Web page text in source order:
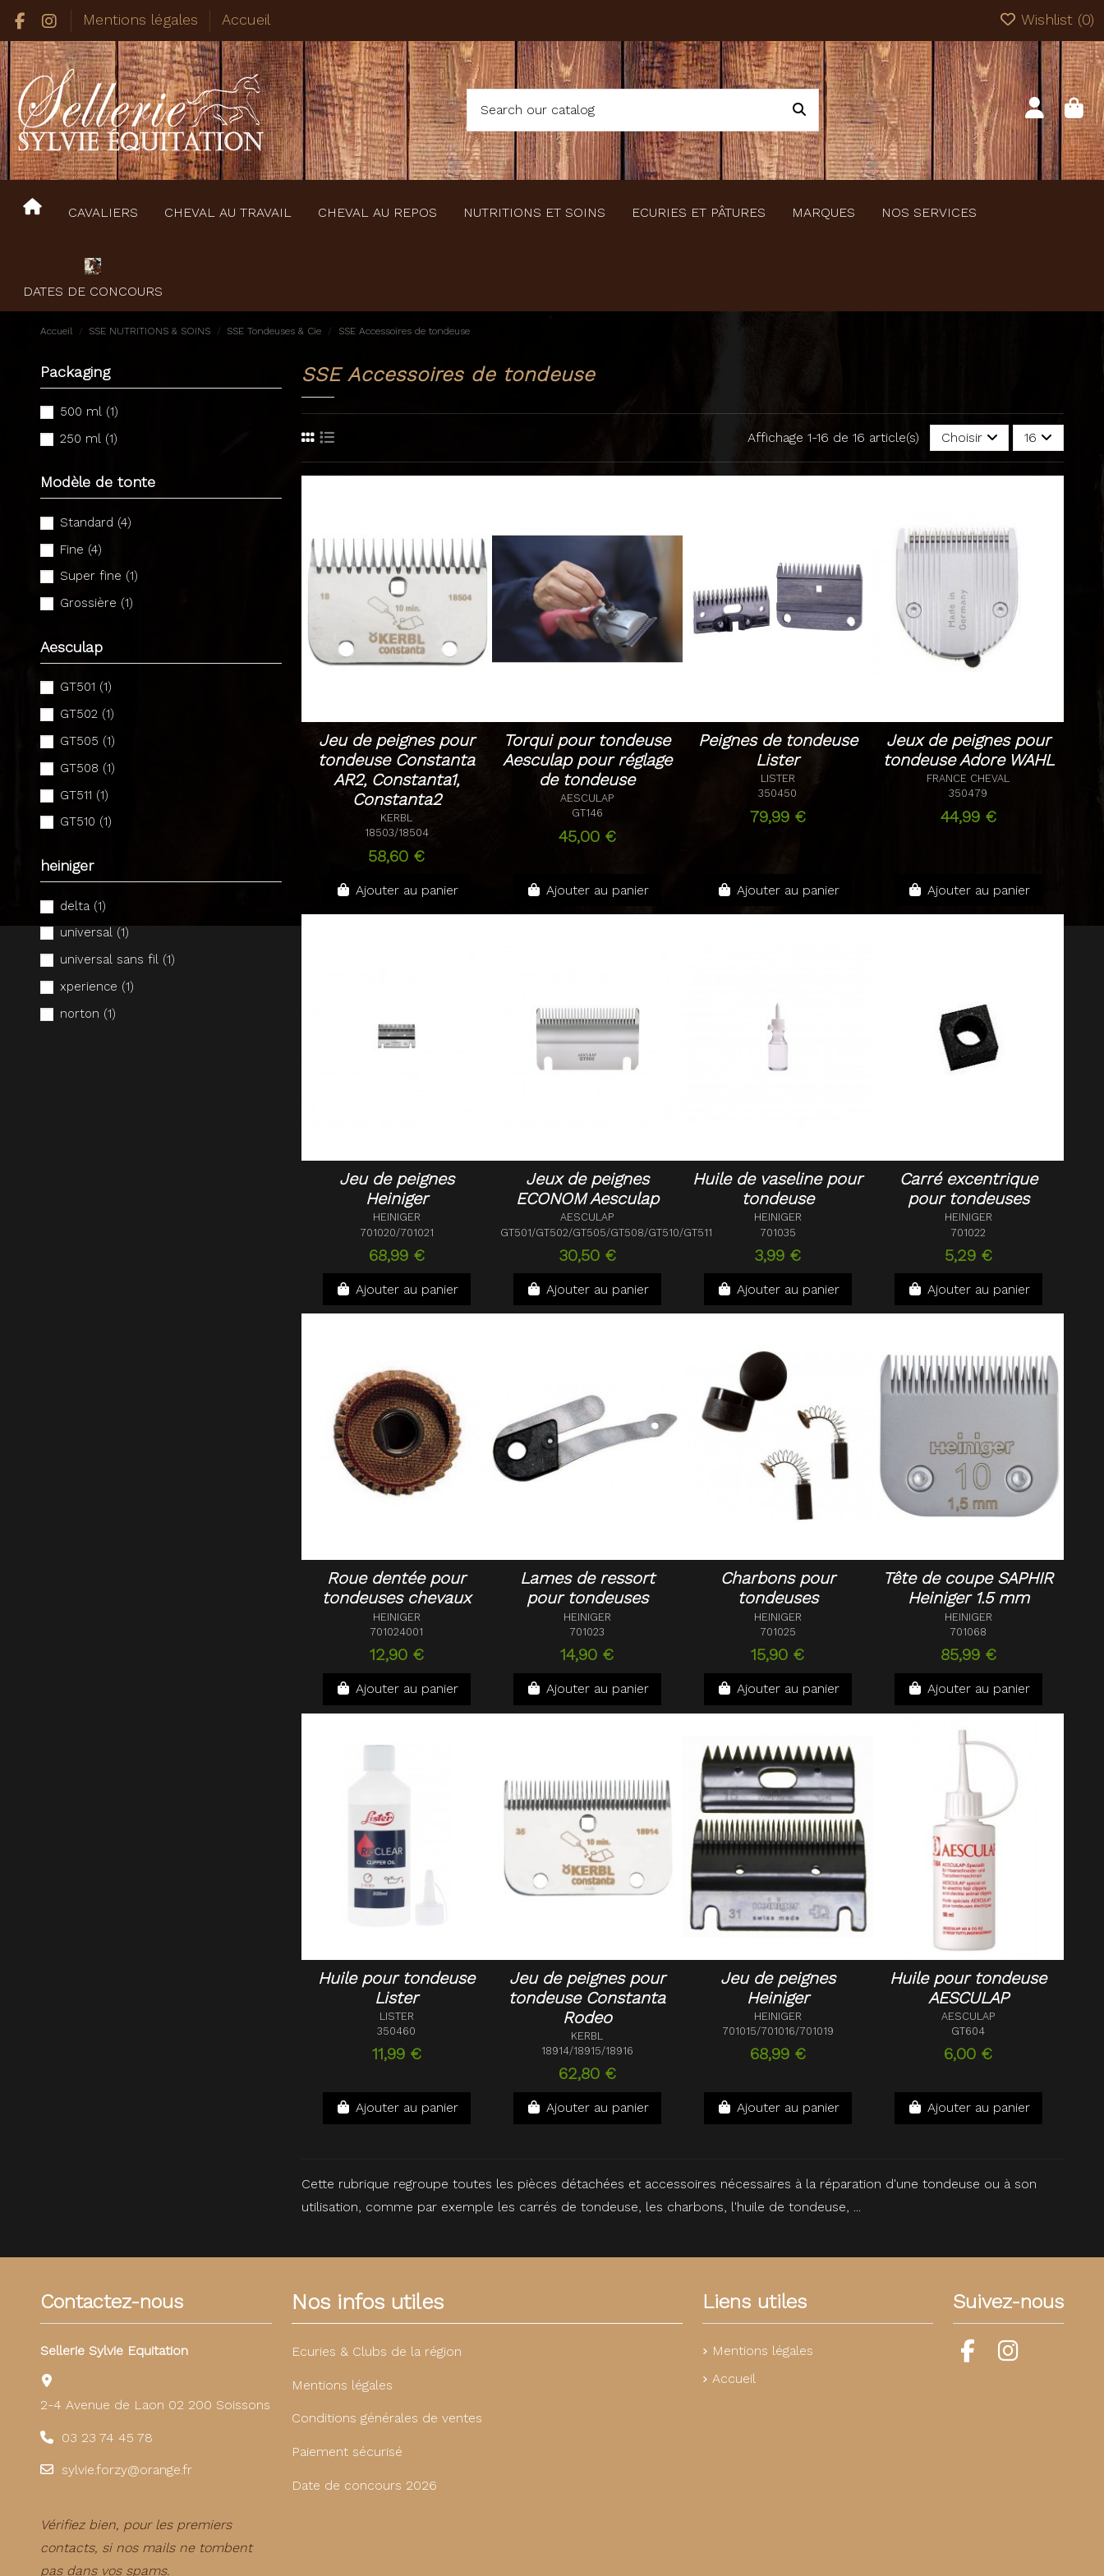
Mentions légales Accueil Wishlist (0)
CAVALIERS CHEVAL AU TRAVAIL CHEVAL AU REPOS NUTRITIONS ET SOINS ECURIES ET PÂTURES MARQUES NOS SERVICES
DATES DE CONCOURS
Accueil SSE NUTRITIONS & SOINS SSE Tondeuses & Cie SSE Accessoires de tondeuse
SSE Accessoires de tondeuse
Affichage 1-16 de 16 article(s) Choisir 16
Jeu de peignes pour
tondeuse Constanta
AR2, Constanta1,
Constanta2
KERBL
18503/18504
58,60 €
Ajouter au panier
Torqui pour tondeuse
Aesculap pour réglage
de tondeuse
AESCULAP
GT146
45,00 €
Ajouter au panier
Peignes de tondeuse
Lister
LISTER
350450
79,99 €
Ajouter au panier
Jeux de peignes pour
tondeuse Adore WAHL
FRANCE CHEVAL
350479
44,99 €
Ajouter au panier
Jeu de peignes
Heiniger
HEINIGER
701020/701021
68,99 €
Ajouter au panier
Jeux de peignes
ECONOM Aesculap
AESCULAP
GT501/GT502/GT505/GT508/GT510/GT511
30,50 €
Ajouter au panier
Huile de vaseline pour
tondeuse
HEINIGER
701035
3,99 €
Ajouter au panier
Carré excentrique
pour tondeuses
HEINIGER
701022
5,29 €
Ajouter au panier
Roue dentée pour
tondeuses chevaux
HEINIGER
701024001
12,90 €
Ajouter au panier
Lames de ressort
pour tondeuses
HEINIGER
701023
14,90 €
Ajouter au panier
Charbons pour
tondeuses
HEINIGER
701025
15,90 €
Ajouter au panier
Tête de coupe SAPHIR
Heiniger 1.5 mm
HEINIGER
701068
85,99 €
Ajouter au panier
Huile pour tondeuse
Lister
LISTER
350460
11,99 €
Ajouter au panier
Jeu de peignes pour
tondeuse Constanta
Rodeo
KERBL
18914/18915/18916
62,80 €
Ajouter au panier
Jeu de peignes
Heiniger
HEINIGER
701015/701016/701019
68,99 €
Ajouter au panier
Huile pour tondeuse
AESCULAP
AESCULAP
GT604
6,00 €
Ajouter au panier
Cette rubrique regroupe toutes les pièces détachées et accessoires nécessaires à la réparation d'une tondeuse ou à son
utilisation, comme par exemple les carrés de tondeuse, les charbons, l'huile de tondeuse, ...
Packaging
500 ml (1)
250 ml (1)
Modèle de tonte
Standard (4)
Fine (4)
Super fine (1)
Grossière (1)
Aesculap
GT501 (1)
GT502 (1)
GT505 (1)
GT508 (1)
GT511 (1)
GT510 (1)
heiniger
delta (1)
universal (1)
universal sans fil (1)
xperience (1)
norton (1)
Contactez-nous
Sellerie Sylvie Equitation
2-4 Avenue de Laon 02 200 Soissons
03 23 74 45 78
sylvie.forzy@orange.fr
Vérifiez bien, pour les premiers
contacts, si nos mails ne tombent
pas dans vos spams.
Nos infos utiles
Ecuries & Clubs de la région
Mentions légales
Conditions générales de ventes
Paiement sécurisé
Date de concours 2026
Liens utiles
Mentions légales
Accueil
Suivez-nous